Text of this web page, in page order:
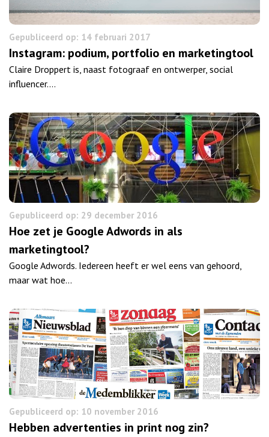
Gepubliceerd op: 14 februari 2017
Instagram: podium, portfolio en marketingtool
Claire Droppert is, naast fotograaf en ontwerper, social
influencer.…
Gepubliceerd op: 29 december 2016
Hoe zet je Google Adwords in als
marketingtool?
Google Adwords. Iedereen heeft er wel eens van gehoord,
maar wat hoe…
Gepubliceerd op: 10 november 2016
Hebben advertenties in print nog zin?